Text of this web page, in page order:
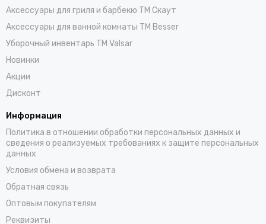
Аксессуары для гриля и барбекю TM Скаут
Аксессуары для ванной комнаты TM Besser
Уборочный инвентарь TM Valsar
Новинки
Акции
Дисконт
Информация
Политика в отношении обработки персональных данных и
сведения о реализуемых требованиях к защите персональных
данных
Условия обмена и возврата
Обратная связь
Оптовым покупателям
Реквизиты